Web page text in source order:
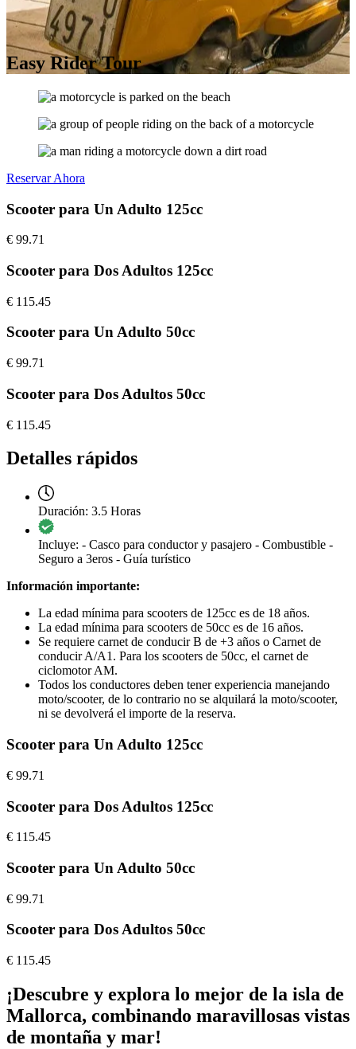
Easy Rider Tour
Reservar Ahora
Scooter para Un Adulto 125cc
€ 99.71
Scooter para Dos Adultos 125cc
€ 115.45
Scooter para Un Adulto 50cc
€ 99.71
Scooter para Dos Adultos 50cc
€ 115.45
Detalles rápidos
Duración: 3.5 Horas
Incluye: - Casco para conductor y pasajero - Combustible -
Seguro a 3eros - Guía turístico
Información importante:
La edad mínima para scooters de 125cc es de 18 años.
La edad mínima para scooters de 50cc es de 16 años.
Se requiere carnet de conducir B de +3 años o Carnet de
conducir A/A1. Para los scooters de 50cc, el carnet de
ciclomotor AM.
Todos los conductores deben tener experiencia manejando
moto/scooter, de lo contrario no se alquilará la moto/scooter,
ni se devolverá el importe de la reserva.
Scooter para Un Adulto 125cc
€ 99.71
Scooter para Dos Adultos 125cc
€ 115.45
Scooter para Un Adulto 50cc
€ 99.71
Scooter para Dos Adultos 50cc
€ 115.45
¡Descubre y explora lo mejor de la isla de
Mallorca, combinando maravillosas vistas
de montaña y mar!